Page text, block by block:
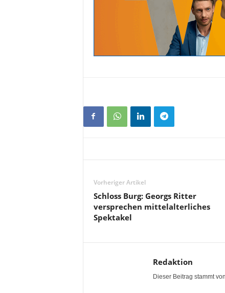
Vorheriger Artikel
Schloss Burg: Georgs Ritter
versprechen mittelalterliches
Spektakel
Redaktion
Dieser Beitrag stammt